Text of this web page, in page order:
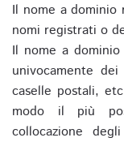
Il nome a dominio
nomi registrati o
Il nome a
univocamente
caselle postali,
modo il più
collocazione